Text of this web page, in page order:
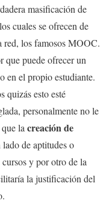
masificación de
cuales se ofrecen de
red, los famosos MOOC.
que puede ofrecer un
en el propio estudiante.
quizás esto esté
personalmente no le
lacreación de
de aptitudes o
y por otro de la
la justificación del